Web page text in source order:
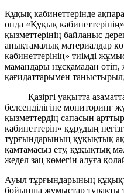
Құқық кабинеттерінде
онда «Құқық
қызметтерінің байланыс
анықтамалық материалдар
кабинеттерінің» тиімді
мамандары нұсқамадан өтіп,
қағидаттарымен
Қазіргі уақытта
белсенділігіне мониторинг
қызметтердің сапасын
кабинеттерін» құрудың
тұрғындарының құқықтық
қамтамасыз ету, құқықтық
жедел заң көмегін алуға
Ауыл тұрғындарының
бойынша жұмыстар тұрақты